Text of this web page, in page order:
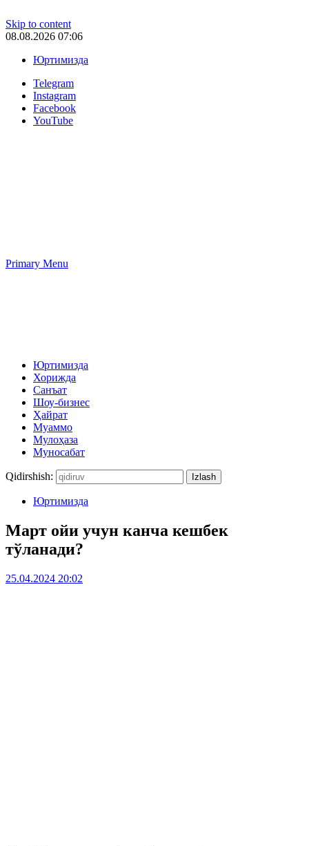
Skip to content
08.08.2026 07:06
Юртимизда
Telegram
Instagram
Facebook
YouTube
Primary Menu
Юртимизда
Хорижда
Санъат
Шоу-бизнес
Ҳайрат
Муаммо
Мулоҳаза
Муносабат
Qidirshish:
Юртимизда
Март ойи учун канча кешбек
тўланади?
25.04.2024 20:02